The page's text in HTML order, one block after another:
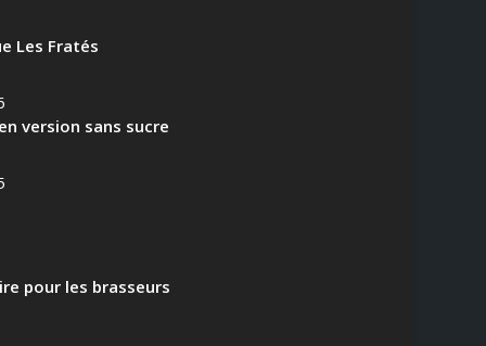
Les Fratés
version sans sucre
pour les brasseurs